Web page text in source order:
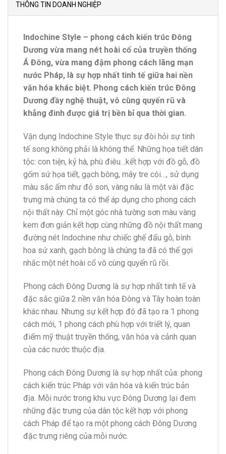
THÔNG TIN DOANH NGHIỆP
Indochine Style – phong cách kiến trúc Đông
Dương vừa mang nét hoài cổ của truyền thống
Á Đông, vừa mang đậm phong cách lãng mạn
nước Pháp, là sự hợp nhất tinh tế giữa hai nền
văn hóa khác biệt. Phong cách kiến trúc Đông
Dương đầy nghệ thuật, vô cùng quyến rũ và
khẳng đinh được giá trị bền bỉ qua thời gian.
Vận dụng Indochine Style thực sự đòi hỏi sự tinh
tế song không phải là không thể. Những họa tiết dân
tộc: con tiện, kỷ hà, phù điêu…kết hợp với đồ gỗ, đồ
gốm sứ họa tiết, gạch bông, mây tre cói…, sử dụng
màu sắc ấm như đỏ son, vàng nâu là một vài đặc
trưng mà chúng ta có thể áp dụng cho phong cách
nội thất này. Chỉ một góc nhà tường sơn màu vàng
kem đơn giản kết hợp cùng những đồ nội thất mang
đường nét Indochine như chiếc ghế đẩu gỗ, bình
hoa sứ xanh, gạch bông là chúng ta đã có thể gợi
nhắc một nét hoài cổ vô cùng quyến rũ rồi.
Phong cách Đông Dương là sự hợp nhất tinh tế và
đặc sắc giữa 2 nền văn hóa Đông và Tây hoàn toàn
khác nhau. Nhưng sự kết hợp đó đã tạo ra 1 phong
cách mới, 1 phong cách phù hợp với triết lý, quan
điểm mỹ thuật truyền thống, văn hóa và cảnh quan
của các nước thuộc địa.
Phong cách Đông Dương là sự hợp nhất của: phong
cách kiến trúc Pháp với văn hóa và kiến trúc bản
địa. Mỗi nước trong khu vực Đông Dương lại đem
những đặc trưng của dân tộc kết hợp với phong
cách Pháp để tạo ra một phong cách Đông Dương
đặc trưng riêng của mỗi nước.